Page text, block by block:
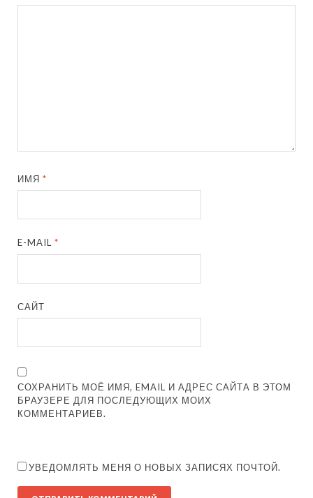
ИМЯ*
E-MAIL*
САЙТ
СОХРАНИТЬ МОЁ ИМЯ, EMAIL И АДРЕС САЙТА В ЭТОМ
БРАУЗЕРЕ ДЛЯ ПОСЛЕДУЮЩИХ МОИХ
КОММЕНТАРИЕВ.
УВЕДОМЛЯТЬ МЕНЯ О НОВЫХ ЗАПИСЯХ ПОЧТОЙ.